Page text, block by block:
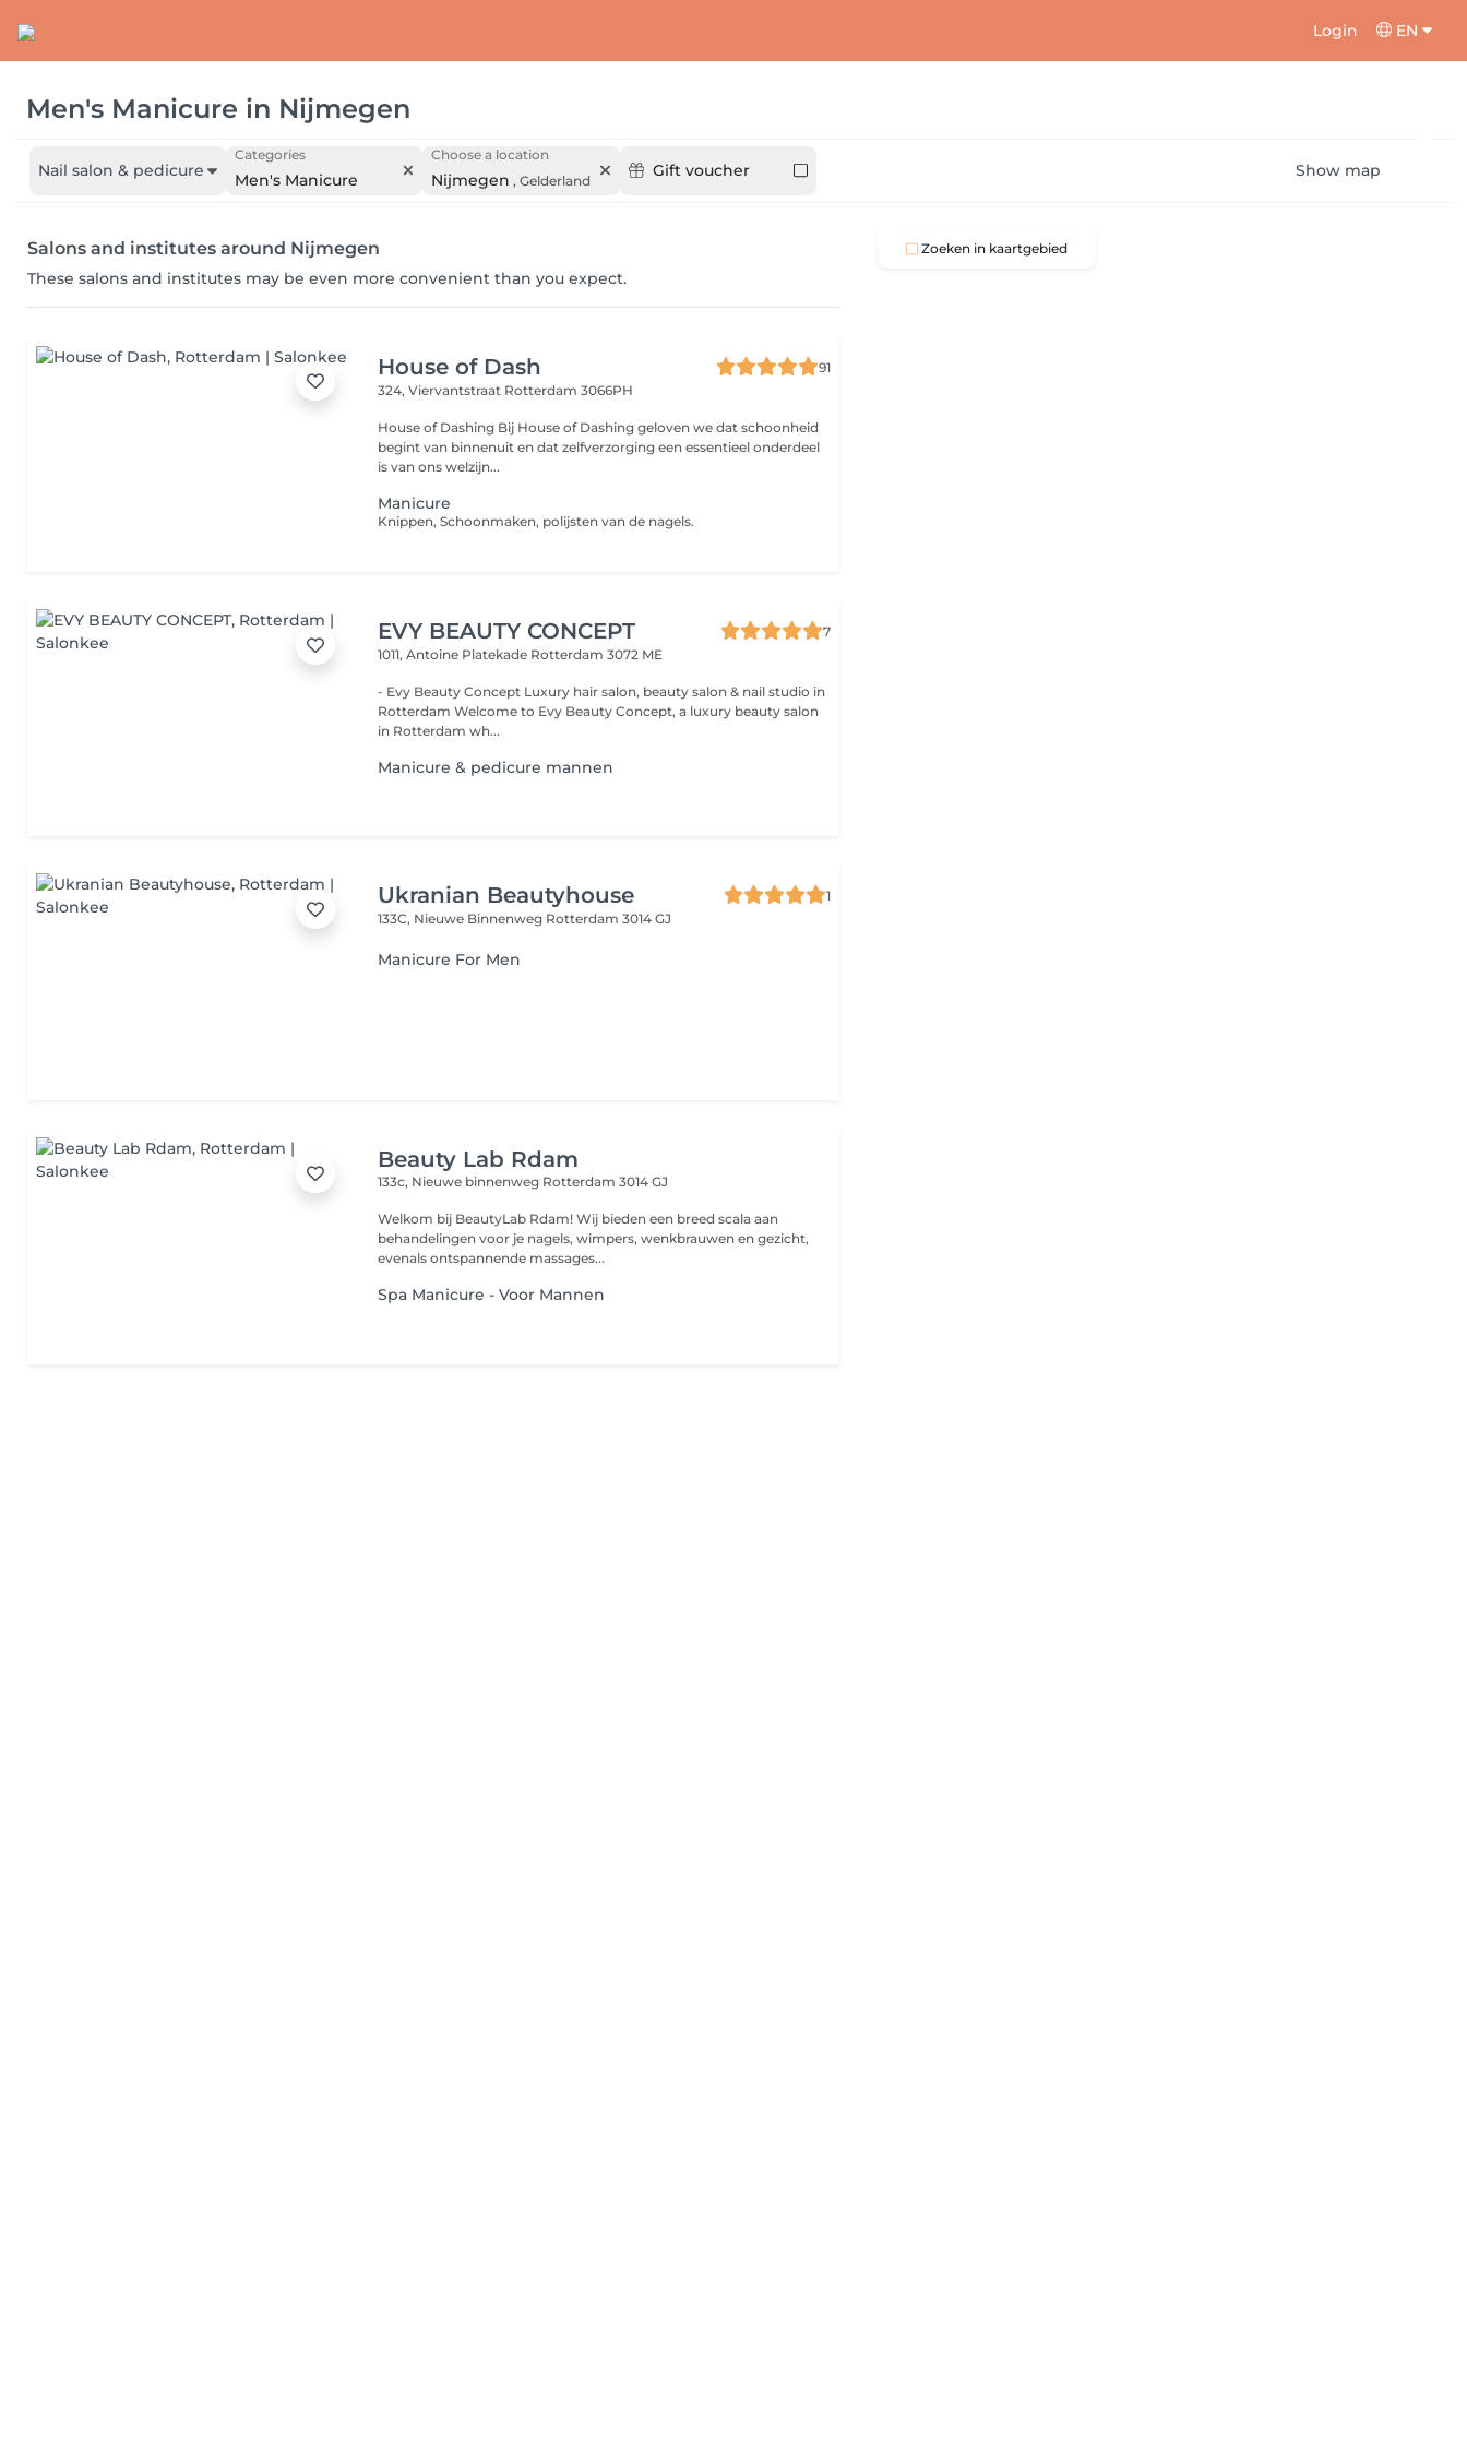
Login EN
Men's Manicure in Nijmegen
Nail salon & pedicure
Categories
Men's Manicure
Choose a location
Nijmegen , Gelderland
Gift voucher Show map
Salons and institutes around Nijmegen
These salons and institutes may be even more convenient than you expect.
House of Dash
91
324, Viervantstraat Rotterdam 3066PH
House of Dashing Bij House of Dashing geloven we dat schoonheid
begint van binnenuit en dat zelfverzorging een essentieel onderdeel
is van ons welzijn...
Manicure
Knippen, Schoonmaken, polijsten van de nagels.
EVY BEAUTY CONCEPT
7
1011, Antoine Platekade Rotterdam 3072 ME
- Evy Beauty Concept Luxury hair salon, beauty salon & nail studio in
Rotterdam Welcome to Evy Beauty Concept, a luxury beauty salon
in Rotterdam wh...
Manicure & pedicure mannen
Ukranian Beautyhouse
1
133C, Nieuwe Binnenweg Rotterdam 3014 GJ
Manicure For Men
Beauty Lab Rdam
133c, Nieuwe binnenweg Rotterdam 3014 GJ
Welkom bij BeautyLab Rdam! Wij bieden een breed scala aan
behandelingen voor je nagels, wimpers, wenkbrauwen en gezicht,
evenals ontspannende massages...
Spa Manicure - Voor Mannen
Zoeken in kaartgebied